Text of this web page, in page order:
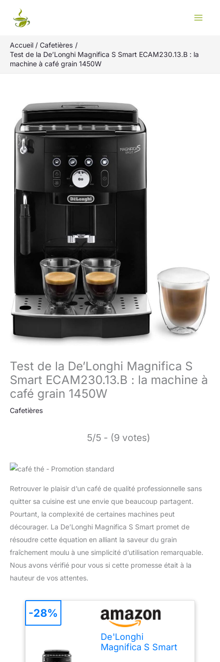
Accueil
Cafetières
Test de la De’Longhi Magnifica S Smart ECAM230.13.B : la
machine à café grain 1450W
Test de la De’Longhi Magnifica S
Smart ECAM230.13.B : la machine à
café grain 1450W
Cafetières
5/5 - (9 votes)
Retrouver le plaisir d’un café de qualité professionnelle sans
quitter sa cuisine est une envie que beaucoup partagent.
Pourtant, la complexité de certaines machines peut
décourager. La De’Longhi Magnifica S Smart promet de
résoudre cette équation en alliant la saveur du grain
fraîchement moulu à une simplicité d’utilisation remarquable.
Nous avons vérifié pour vous si cette promesse était à la
hauteur de vos attentes.
De'Longhi
Magnifica S Smart
-28%